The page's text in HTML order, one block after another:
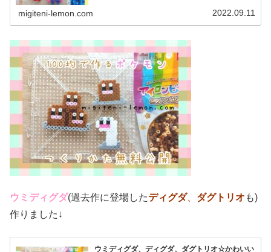
migiteni-lemon.com 2022.09.11
ウミディグダ(過去作に登場したディグダ、 ダグトリオ も)
作りました↓
ウミディグダ、ディグダ、ダグトリオ☆かわいい